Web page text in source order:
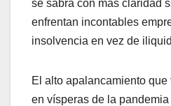
se sabrá con más claridad
enfrentan incontables
insolvencia en vez de
El alto apalancamiento
en vísperas de la